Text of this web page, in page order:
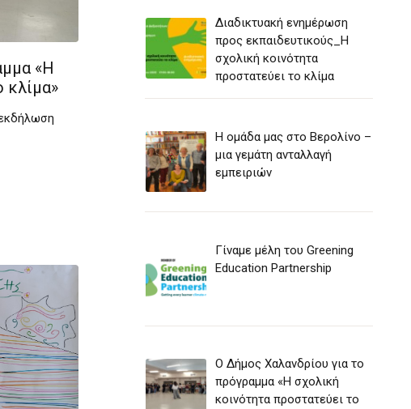
«Η
κλίμα»
Διαδικτυακή ενημέρωση
προς εκπαιδευτικούς_Η
σχολική κοινότητα
προστατεύει το κλίμα
Η ομάδα μας στο Βερολίνο –
μια γεμάτη ανταλλαγή
εμπειριών
Γίναμε μέλη του Greening
Education Partnership
Ο Δήμος Χαλανδρίου για το
πρόγραμμα «Η σχολική
κοινότητα προστατεύει το